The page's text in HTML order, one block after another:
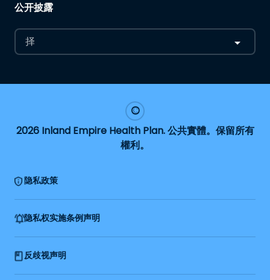
公开披露
择
2026 Inland Empire Health Plan. 公共實體。保留所有
權利。
隐私政策
隐私权实施条例声明
反歧视声明